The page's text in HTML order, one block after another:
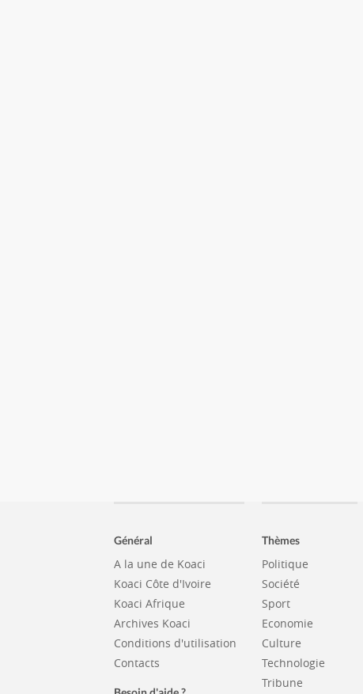
Général
A la une de Koaci
Koaci Côte d'Ivoire
Koaci Afrique
Archives Koaci
Conditions d'utilisation
Contacts
Thèmes
Politique
Société
Sport
Economie
Culture
Technologie
Tribune